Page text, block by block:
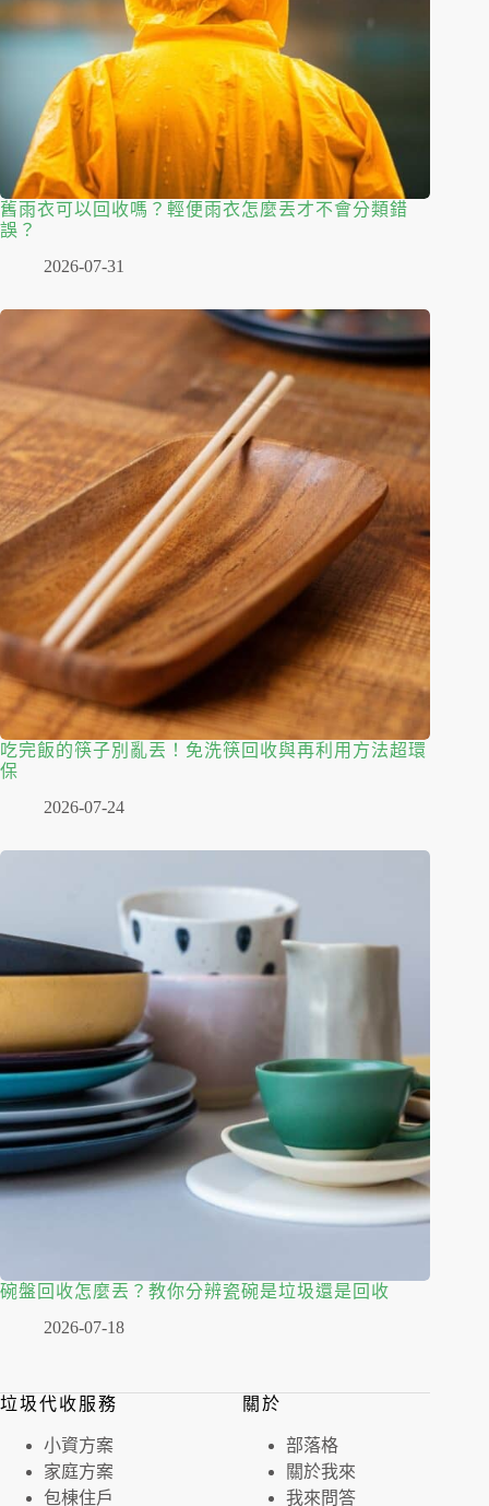
舊雨衣可以回收嗎？輕便雨衣怎麼丟才不會分類錯
誤？
2026-07-31
吃完飯的筷子別亂丟！免洗筷回收與再利用方法超環
保
2026-07-24
碗盤回收怎麼丟？教你分辨瓷碗是垃圾還是回收
2026-07-18
垃圾代收服務
⼩資⽅案
家庭⽅案
包棟住戶
關於
部落格
關於我來
我來問答